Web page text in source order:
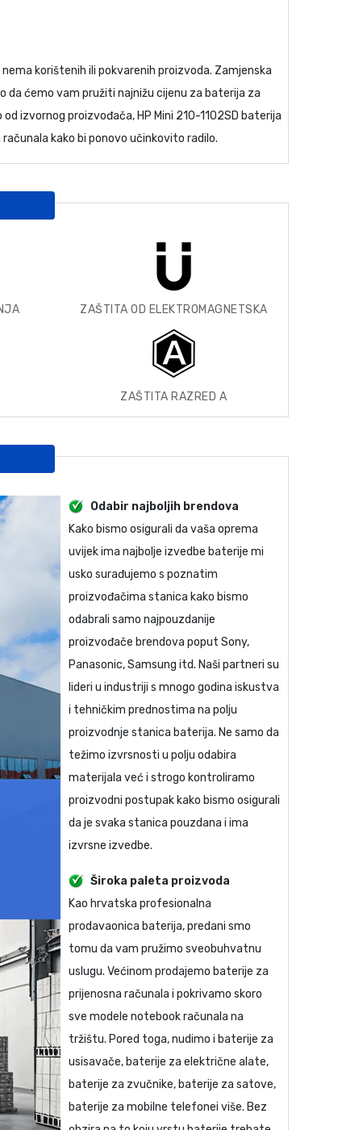
korištenih ili pokvarenih proizvoda. Zamjenska
da ćemo vam pružiti najnižu cijenu za baterija za
izvornog proizvođača, HP Mini 210-1102SD baterija
kako bi ponovo učinkovito radilo.
ZAŠTITA OD ELEKTROMAGNETSKA
ZAŠTITA RAZRED A
Odabir najboljih brendova
Kako bismo osigurali da vaša oprema
uvijek ima najbolje izvedbe baterije mi
usko surađujemo s poznatim
proizvođačima stanica kako bismo
odabrali samo najpouzdanije
proizvođače brendova poput Sony,
Panasonic, Samsung itd. Naši partneri su
lideri u industriji s mnogo godina iskustva
i tehničkim prednostima na polju
proizvodnje stanica baterija. Ne samo da
težimo izvrsnosti u polju odabira
materijala već i strogo kontroliramo
proizvodni postupak kako bismo osigurali
da je svaka stanica pouzdana i ima
izvrsne izvedbe.
Široka paleta proizvoda
Kao hrvatska profesionalna
prodavaonica baterija, predani smo
tomu da vam pružimo sveobuhvatnu
uslugu. Većinom prodajemo baterije za
prijenosna računala i pokrivamo skoro
sve modele notebook računala na
tržištu. Pored toga, nudimo i baterije za
usisavače, baterije za električne alate,
baterije za zvučnike, baterije za satove,
baterije za mobilne telefonei više. Bez